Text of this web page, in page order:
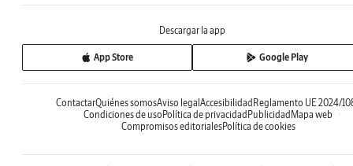
Descargar la app
App Store Google Play
ContactarQuiénes somosAviso legal Accesibilidad Reglamento UE 2024/
Condiciones de uso Política de privacidad Publicidad Mapa web
Compromisos editorialesPolítica de cookies